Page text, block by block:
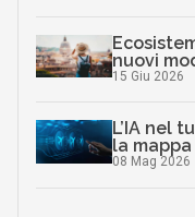
nuovi
15 Giu 2026
L’IA nel
la
08 Mag 2026